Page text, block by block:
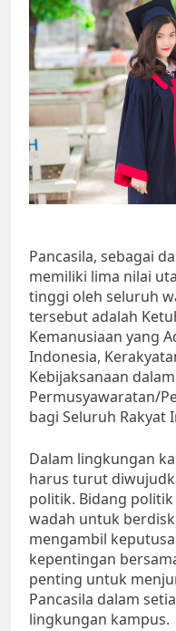
Pancasila, sebagai
memiliki lima nilai
tinggi oleh seluruh
tersebut adalah
Kemanusiaan yang
Indonesia,
Kebijaksanaan dalam
Permusyawaratan/
bagi Seluruh Rakyat
Dalam lingkungan
harus turut
politik. Bidang
wadah untuk
mengambil
kepentingan
penting untuk
Pancasila dalam
lingkungan kampus.